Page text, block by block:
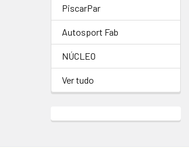
PiscarPar
Autosport Fab
NÚCLEO
Ver tudo